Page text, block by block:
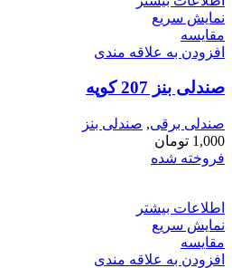
نمایش سریع
مقايسه
افزودن به علاقه مندی
صندلی بنز 207 کوپه
صندلی برقی, صندلی بنز
1,000 تومان
فروخته شده
اطلاعات بیشتر
نمایش سریع
مقايسه
افزودن به علاقه مندی